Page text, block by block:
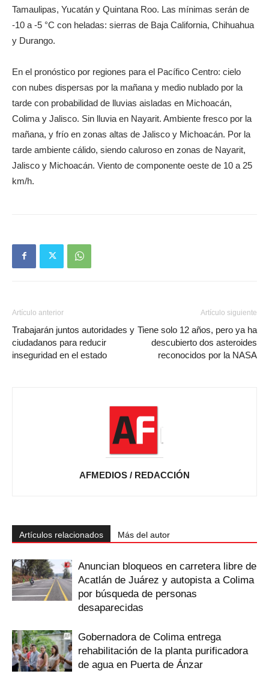
Tamaulipas, Yucatán y Quintana Roo. Las mínimas serán de
-10 a -5 °C con heladas: sierras de Baja California, Chihuahua
y Durango.
En el pronóstico por regiones para el Pacífico Centro: cielo
con nubes dispersas por la mañana y medio nublado por la
tarde con probabilidad de lluvias aisladas en Michoacán,
Colima y Jalisco. Sin lluvia en Nayarit. Ambiente fresco por la
mañana, y frío en zonas altas de Jalisco y Michoacán. Por la
tarde ambiente cálido, siendo caluroso en zonas de Nayarit,
Jalisco y Michoacán. Viento de componente oeste de 10 a 25
km/h.
Artículo anterior
Trabajarán juntos autoridades y
ciudadanos para reducir
inseguridad en el estado
Artículo siguiente
Tiene solo 12 años, pero ya ha
descubierto dos asteroides
reconocidos por la NASA
AFMEDIOS / REDACCIÓN
Artículos relacionados Más del autor
Anuncian bloqueos en carretera libre de
Acatlán de Juárez y autopista a Colima
por búsqueda de personas
desaparecidas
Gobernadora de Colima entrega
rehabilitación de la planta purificadora
de agua en Puerta de Ánzar